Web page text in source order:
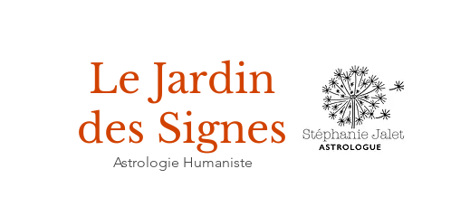
Le Jardin
des Signes
Astrologie Humaniste